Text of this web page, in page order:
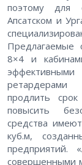
поэтому для
Апсатском и
Предлагаемые
8×4 и
ретардерами
продлить
повысить
средства
куб.м,
предприятий.
совершенными